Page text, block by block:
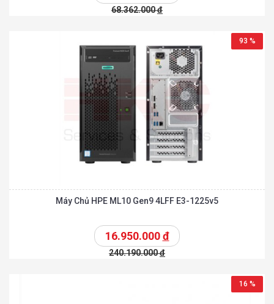
68.362.000đ
93 %
Máy Chủ HPE ML10 Gen9 4LFF E3-1225v5
16.950.000đ
240.190.000đ
16 %